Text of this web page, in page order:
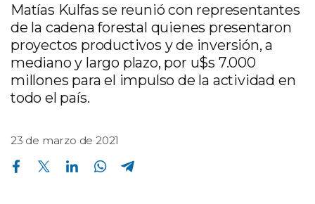
Matías Kulfas se reunió con representantes
de la cadena forestal quienes presentaron
proyectos productivos y de inversión, a
mediano y largo plazo, por u$s 7.000
millones para el impulso de la actividad en
todo el país.
23 de marzo de 2021
Compartir en Facebook Compartir en Twitter Compartir en Linkedin Compartir en Whatsapp